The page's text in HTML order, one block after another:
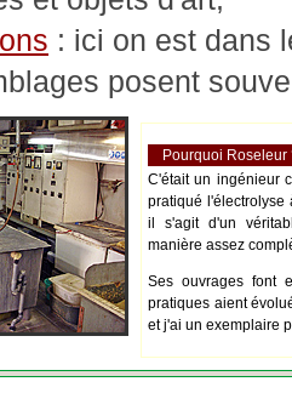
: ici on est dans
posent
Pourquoi Roseleur
C'était un ingénieur
pratiqué l'électrolyse
il s'agit d'un
manière assez
Ses ouvrages font
pratiques aient
et j'ai un exemplaire